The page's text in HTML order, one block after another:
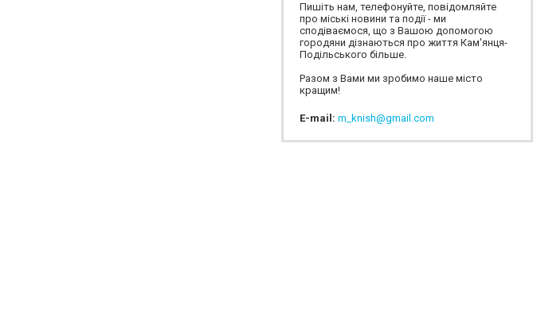
Пишіть нам, телефонуйте, повідомляйте
про міські новини та події - ми
сподіваємося, що з Вашою допомогою
городяни дізнаються про життя Кам'янця-
Подільського більше.
Разом з Вами ми зробимо наше місто
кращим!
E-mail: m_knish@gmail.com